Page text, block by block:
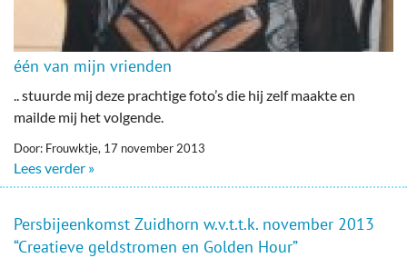
één van mijn vrienden
.. stuurde mij deze prachtige foto’s die hij zelf maakte en
mailde mij het volgende.
Door: Frouwktje, 17 november 2013
Lees verder »
Persbijeenkomst Zuidhorn w.v.t.t.k. november 2013
“Creatieve geldstromen en Golden Hour”